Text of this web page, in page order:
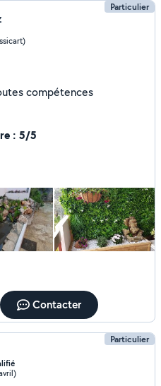
Particulier
compétences
: 5/5
Contacter
Particulier